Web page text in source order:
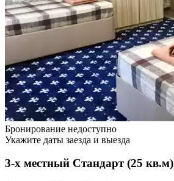
Бронирование недоступно
Укажите даты заезда и выезда
3-х местный Стандарт (25 кв.м)